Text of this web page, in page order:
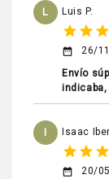
L Luis P.
star star star
date_range
26/
Envío
I Isaac
star star star
date_range
20/